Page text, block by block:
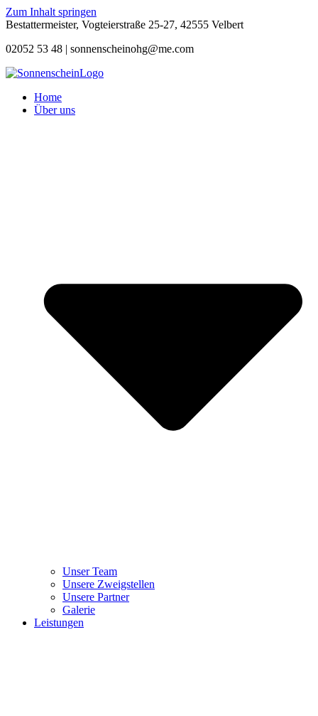
Zum Inhalt springen
Bestattermeister, Vogteierstraße 25-27, 42555 Velbert
02052 53 48 | sonnenscheinohg@me.com
Home
Über uns
Unser Team
Unsere Zweigstellen
Unsere Partner
Galerie
Leistungen